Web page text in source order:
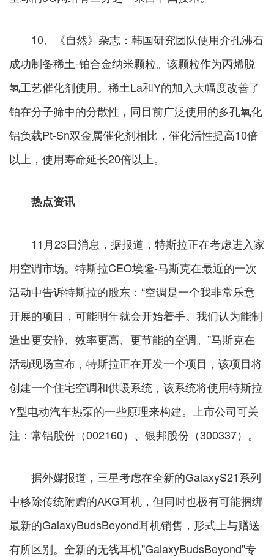
10、《自然》杂志：韩国研究团队使用介孔沸石
成功制备稀土-铂合金纳米颗粒。该颗粒作为丙烯脱
氢工艺催化剂使用。稀土La和Y的加入大幅度改善了
铂在分子筛中的分散性，同目前广泛使用的多孔氧化
铝负载Pt-Sn双金属催化剂相比，催化活性提高10倍
以上，使用寿命延长20倍以上。
热点资讯
11月23日消息，据报道，特斯拉正在考虑进入家
用空调市场。特斯拉CEO埃隆-马斯克在最近的一次
活动中告诉特斯拉的股东：“空调是一个我非常乐意
开展的项目，可能明年就会开始着手。我们认为能制
造出更安静、效率更高、更节能的空调。”马斯克在
活动现场宣布，特斯拉正在开发一个项目，该项目将
创建一个住宅空调和供暖系统，该系统将使用特斯拉
Y型电动汽车热泵的一些原理来构建。上市公司可关
注：常铝股份（002160）、银邦股份（300337）。
据外媒报道，三星考虑在全新的GalaxyS21系列
中移除传统附赠的AKG耳机，但同时也极有可能捆绑
最新的GalaxyBudsBeyond耳机销售，形式上与赠送
有所区别。全新的无线耳机"GalaxyBudsBeyond"专